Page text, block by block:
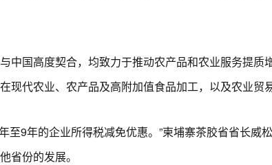
国高度契合，均致力于推动农产品和农业服务提质
代农业、农产品及高附加值食品加工，以及农业贸
9年的企业所得税减免优惠。”柬埔寨茶胶省省长威
省份的发展。